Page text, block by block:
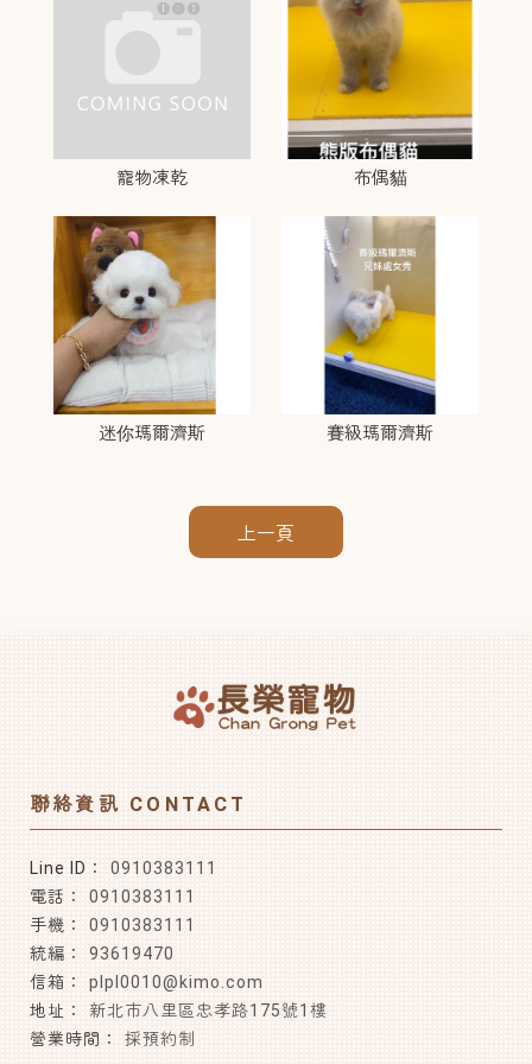
寵物凍乾 布偶貓
迷你瑪爾濟斯 賽級瑪爾濟斯
上一頁
0910383111
0910383111
0910383111
93619470
plpl0010@kimo.com
新北市八里區忠孝路175號1樓
採預約制